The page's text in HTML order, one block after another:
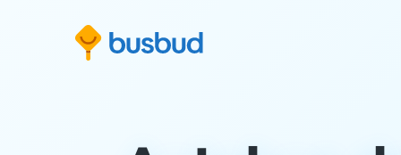
formulaire de recherche
Aller au contenu
Aller au pied de page